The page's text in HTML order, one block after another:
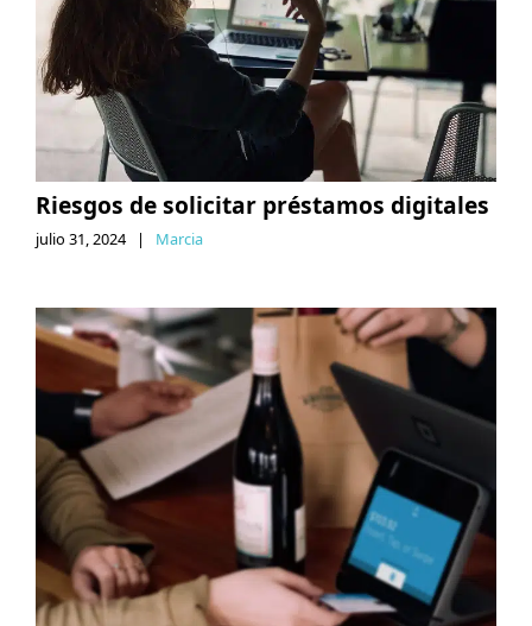
Riesgos de solicitar préstamos digitales
julio 31, 2024 | Marcia